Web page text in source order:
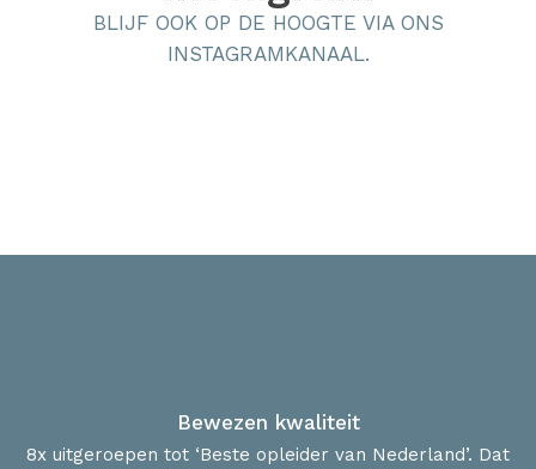
BLIJF OOK OP DE HOOGTE VIA ONS
INSTAGRAMKANAAL.
Bewezen kwaliteit
8x uitgeroepen tot ‘Beste opleider van Nederland’. Dat